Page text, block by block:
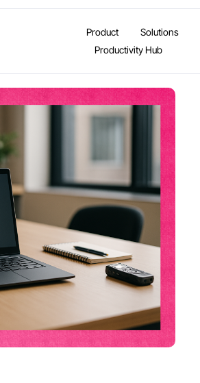
Product Solutions
Productivity Hub